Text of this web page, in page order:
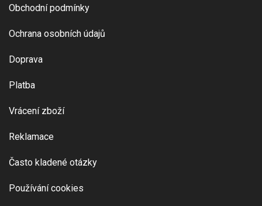
Obchodní podmínky
Ochrana osobních údajů
Doprava
Platba
Vrácení zboží
Reklamace
Často kladené otázky
Používání cookies